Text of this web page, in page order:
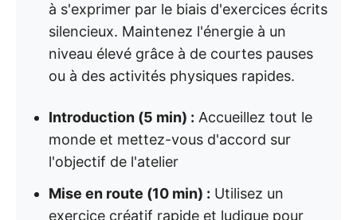
à s'exprimer par le biais d'exercices écrits
silencieux. Maintenez l'énergie à un
niveau élevé grâce à de courtes pauses
ou à des activités physiques rapides.
Introduction (5 min) : Accueillez tout le
monde et mettez-vous d'accord sur
l'objectif de l'atelier
Mise en route (10 min) : Utilisez un
exercice créatif rapide et ludique pour